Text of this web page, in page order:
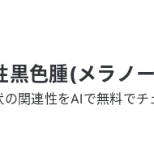
黒色腫(メラノ
の関連性をAIで無料でチ